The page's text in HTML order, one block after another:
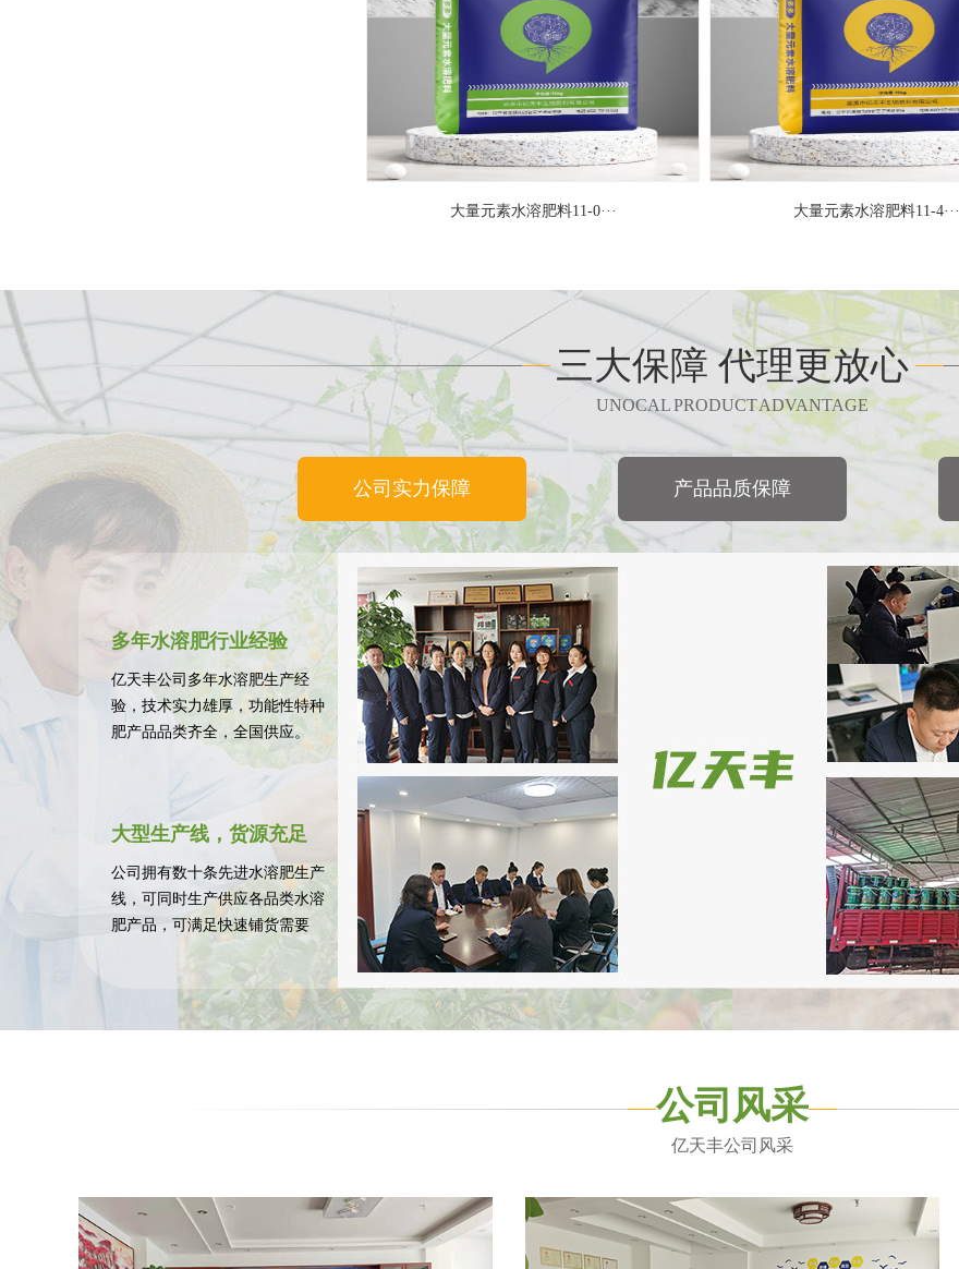
最新产品：含腐植酸水溶肥料
最新产品：活菌鸡血酶
最新产品： 含腐植酸水溶肥料身肽·源乐收
大量元素水溶肥料11-0··· 大量元素水溶肥料11-4···
三大保障 代理更放心
UNOCAL PRODUCT ADVANTAGE
公司实力保障 产品品质保障
多年水溶肥行业经验
亿天丰公司多年水溶肥生产经
验，技术实力雄厚，功能性特种
肥产品品类齐全，全国供应。
大型生产线，货源充足
公司拥有数十条先进水溶肥生产
线，可同时生产供应各品类水溶
肥产品，可满足快速铺货需要
公司风采
亿天丰公司风采